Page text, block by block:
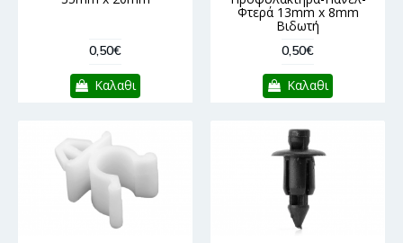
0,50€
Καλαθι
Φτερά 13mm x 8mm
Βιδωτή
0,50€
Καλαθι